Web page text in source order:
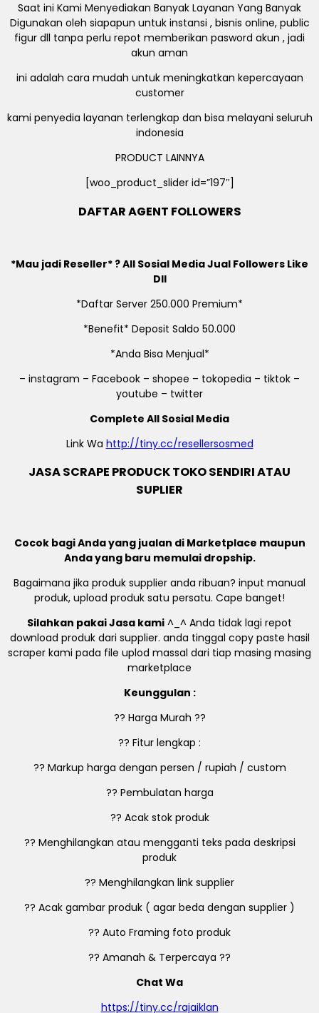
Saat ini Kami Menyediakan Banyak Layanan Yang Banyak
Digunakan oleh siapapun untuk instansi , bisnis online, public
figur dll tanpa perlu repot memberikan pasword akun , jadi
akun aman
ini adalah cara mudah untuk meningkatkan kepercayaan
customer
kami penyedia layanan terlengkap dan bisa melayani seluruh
indonesia
PRODUCT LAINNYA
[woo_product_slider id=”197″]
DAFTAR AGENT FOLLOWERS
*Mau jadi Reseller* ? All Sosial Media Jual Followers Like
Dll
*Daftar Server 250.000 Premium*
*Benefit* Deposit Saldo 50.000
*Anda Bisa Menjual*
– instagram – Facebook – shopee – tokopedia – tiktok –
youtube – twitter
Complete All Sosial Media
Link Wa http://tiny.cc/resellersosmed
JASA SCRAPE PRODUCK TOKO SENDIRI ATAU
SUPLIER
Cocok bagi Anda yang jualan di Marketplace maupun
Anda yang baru memulai dropship.
Bagaimana jika produk supplier anda ribuan? input manual
produk, upload produk satu persatu. Cape banget!
Silahkan pakai Jasa kami ^_^ Anda tidak lagi repot
download produk dari supplier. anda tinggal copy paste hasil
scraper kami pada file uplod massal dari tiap masing masing
marketplace
Keunggulan :
?? Harga Murah ??
?? Fitur lengkap :
?? Markup harga dengan persen / rupiah / custom
?? Pembulatan harga
?? Acak stok produk
?? Menghilangkan atau mengganti teks pada deskripsi
produk
?? Menghilangkan link supplier
?? Acak gambar produk ( agar beda dengan supplier )
?? Auto Framing foto produk
?? Amanah & Terpercaya ??
Chat Wa
https://tiny.cc/rajaiklan